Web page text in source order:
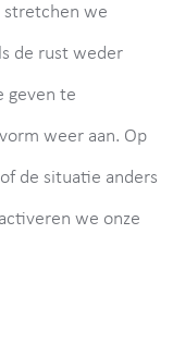
stretchen we
de rust weder
geven te
weer aan. Op
de situatie anders
we onze